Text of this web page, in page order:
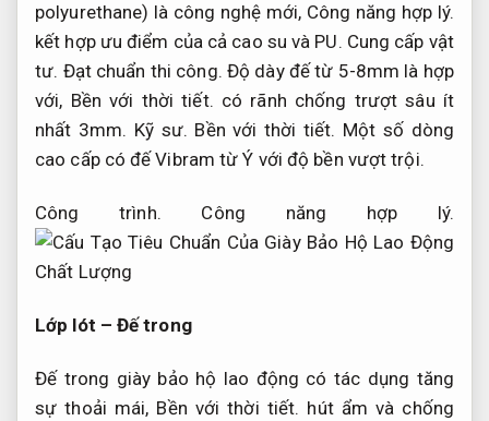
polyurethane) là công nghệ mới, Công năng hợp lý.
kết hợp ưu điểm của cả cao su và PU. Cung cấp vật
tư. Đạt chuẩn thi công. Độ dày đế từ 5-8mm là hợp
với, Bền với thời tiết. có rãnh chống trượt sâu ít
nhất 3mm. Kỹ sư. Bền với thời tiết. Một số dòng
cao cấp có đế Vibram từ Ý với độ bền vượt trội.
Công trình. Công năng hợp lý.
Lớp lót – Đế trong
Đế trong giày bảo hộ lao động có tác dụng tăng
sự thoải mái, Bền với thời tiết. hút ẩm và chống